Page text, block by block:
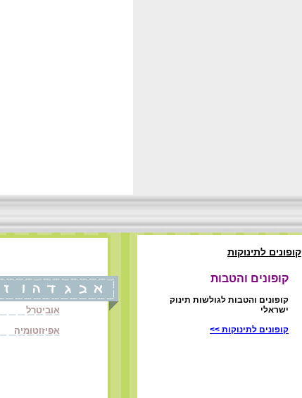
קופונים לתינוקות
קופונים והטבות
קופונים והטבות לגולשות תינוק
ישראלי
קופונים לתינוקות >>
אוביטרל
אפיזוטומיה